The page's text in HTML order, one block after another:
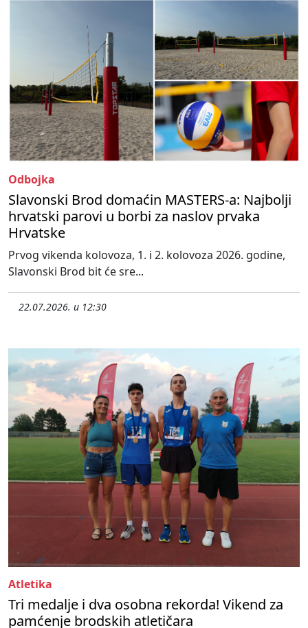
Odbojka
Slavonski Brod domaćin MASTERS-a: Najbolji
hrvatski parovi u borbi za naslov prvaka
Hrvatske
Prvog vikenda kolovoza, 1. i 2. kolovoza 2026. godine,
Slavonski Brod bit će sre...
22.07.2026. u 12:30
Atletika
Tri medalje i dva osobna rekorda! Vikend za
pamćenje brodskih atletičara